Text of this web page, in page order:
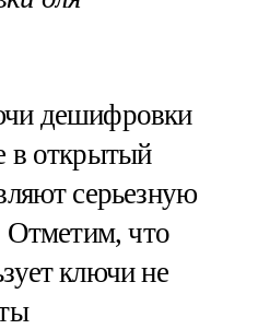
дешифровки
в открытый
серьезную
Отметим, что
ключи не